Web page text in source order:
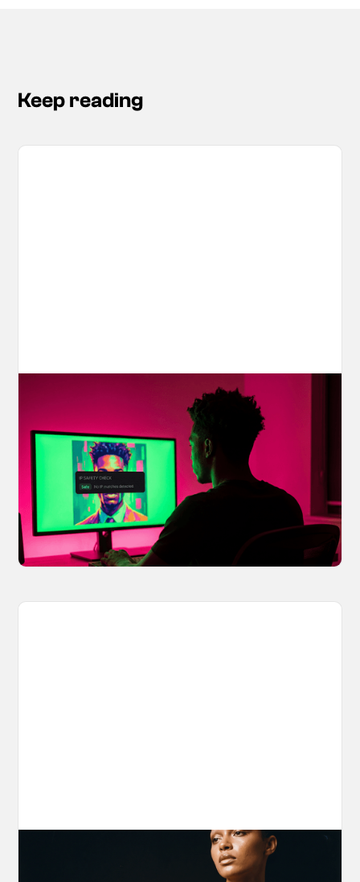
Keep reading
Your AI Creations, Protected: How
OpenArt's IP Safety Check Keeps
Creators Safe
You made something you love, but is it safe to
share? OpenArt's IP Safety Check, powered
by CopySight, lets you scan your creations for
potential IP issues before they leave your
hands.
April 2, 2026
The Nano Banana 2 Handbook
Brian from Litany of Ignition gives a hands-on